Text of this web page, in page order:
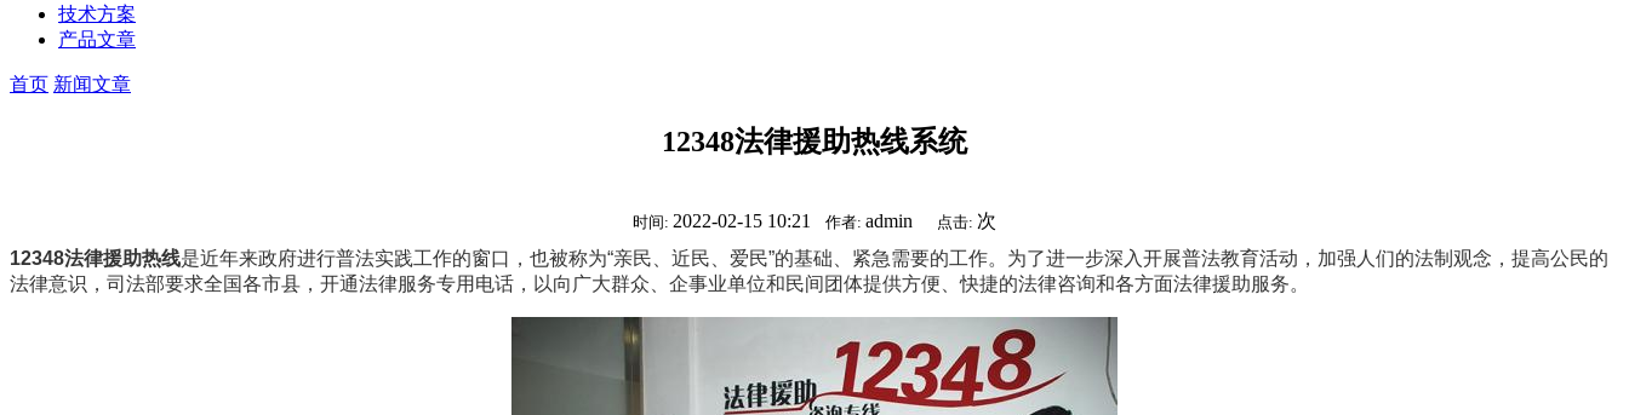
技术方案
产品文章
首页 新闻文章
12348法律援助热线系统
时间: 2022-02-15 10:21 作者: admin 点击: 次
12348法律援助热线是近年来政府进行普法实践工作的窗口，也被称为“亲民、近民、爱民”的基础、紧急需要的工作。为了进一步深入开展普法教育活动，加强人们的法制观念，提高公民的
法律意识，司法部要求全国各市县，开通法律服务专用电话，以向广大群众、企事业单位和民间团体提供方便、快捷的法律咨询和各方面法律援助服务。